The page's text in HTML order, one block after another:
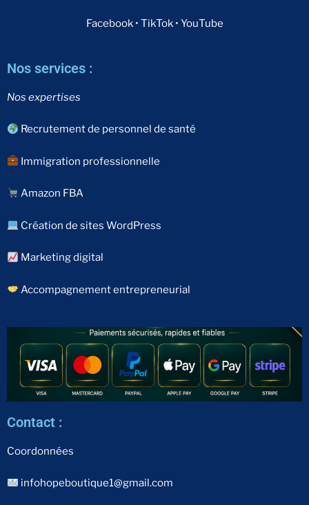
Facebook • TikTok • YouTube
Nos services :
Nos expertises
Recrutement de personnel de santé
Immigration professionnelle
Amazon FBA
Création de sites WordPress
Marketing digital
Accompagnement entrepreneurial
Contact :
Coordonnées
infohopeboutique1@gmail.com